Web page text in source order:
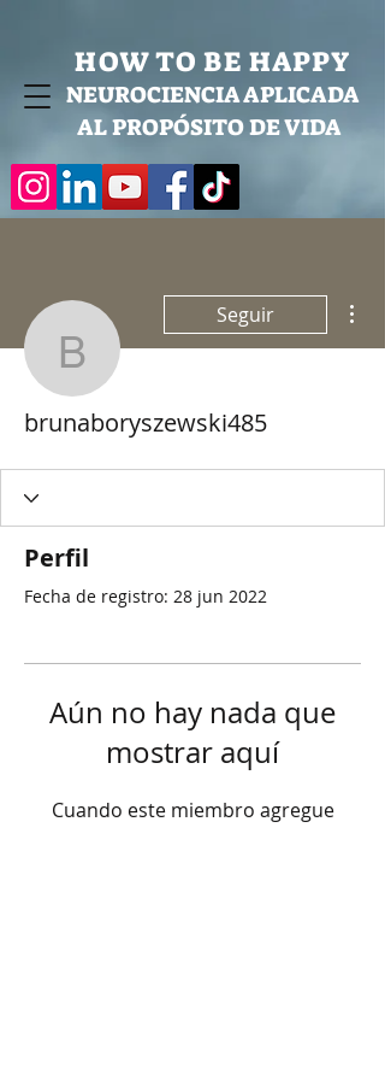
HOW TO BE HAPPY
NEUROCIENCIA APLICADA
AL PROPÓSITO DE VIDA
Seguir
brunaboryszewski485
Perfil
Fecha de registro: 28 jun 2022
Aún no hay nada que
mostrar aquí
Cuando este miembro agregue